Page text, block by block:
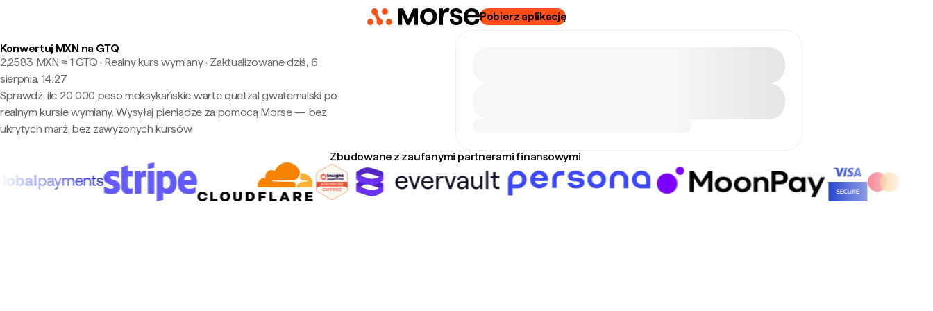
Pobierz aplikację
Konwertuj MXN na GTQ
2,2583 MXN ≈ 1 GTQ · Realny kurs wymiany· Zaktualizowane dziś, 6
sierpnia, 14:27
Sprawdź, ile 20 000 peso meksykańskie warte quetzal gwatemalski po
realnym kursie wymiany. Wysyłaj pieniądze za pomocą Morse — bez
ukrytych marż, bez zawyżonych kursów.
Zbudowane z zaufanymi partnerami finansowymi